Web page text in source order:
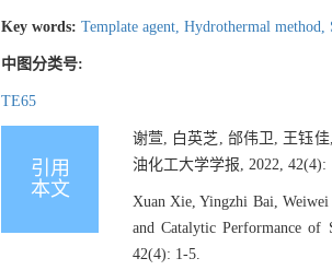
Key words: Template agent, Hydrothermal method,
中图分类号:
TE65
引用
本文
谢萱, 白英芝, 邰伟卫, 王钰佳
油化工大学学报, 2022, 42(4):
Xuan Xie, Yingzhi Bai,
and Catalytic Performance of
42(4): 1-5.